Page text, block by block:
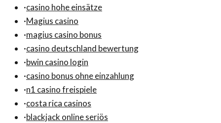
·casino hohe einsätze
·Magius casino
·magius casino bonus
·casino deutschland bewertung
·bwin casino login
·casino bonus ohne einzahlung
·n1 casino freispiele
·costa rica casinos
·blackjack online seriös